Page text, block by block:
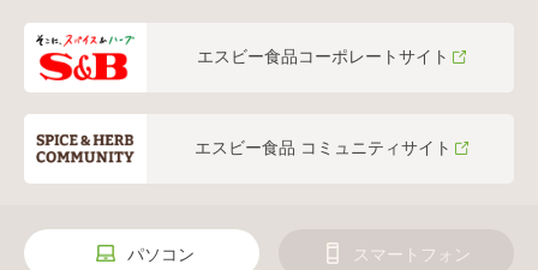
エスビー食品コーポレートサイト
エスビー食品 コミュニティサイト
パソコン スマートフォン